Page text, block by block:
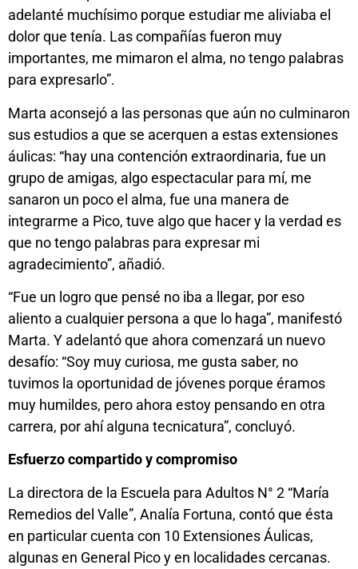
adelanté muchísimo porque estudiar me aliviaba el
dolor que tenía. Las compañías fueron muy
importantes, me mimaron el alma, no tengo palabras
para expresarlo”.
Marta aconsejó a las personas que aún no culminaron
sus estudios a que se acerquen a estas extensiones
áulicas: “hay una contención extraordinaria, fue un
grupo de amigas, algo espectacular para mí, me
sanaron un poco el alma, fue una manera de
integrarme a Pico, tuve algo que hacer y la verdad es
que no tengo palabras para expresar mi
agradecimiento”, añadió.
“Fue un logro que pensé no iba a llegar, por eso
aliento a cualquier persona a que lo haga”, manifestó
Marta. Y adelantó que ahora comenzará un nuevo
desafío: “Soy muy curiosa, me gusta saber, no
tuvimos la oportunidad de jóvenes porque éramos
muy humildes, pero ahora estoy pensando en otra
carrera, por ahí alguna tecnicatura”, concluyó.
Esfuerzo compartido y compromiso
La directora de la Escuela para Adultos N° 2 “María
Remedios del Valle”, Analía Fortuna, contó que ésta
en particular cuenta con 10 Extensiones Áulicas,
algunas en General Pico y en localidades cercanas.